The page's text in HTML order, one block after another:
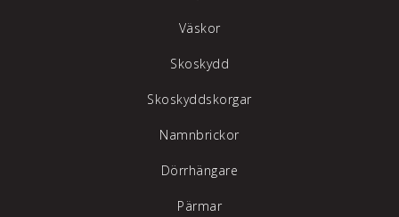
Väskor
Skoskydd
Skoskyddskorgar
Namnbrickor
Dörrhängare
Pärmar